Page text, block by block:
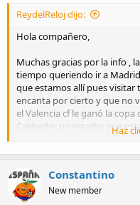
ReydelReloj dijo:
Hola compañero,
Muchas gracias por la info ,
tiempo queriendo ir a
que estamos allí pues
encanta por cierto y que no
el Valencia cf le ganó la
Calderón, un estadio que
dejo a todos los
noche para el recuerdo.
Si vamos será cuando pasen
privado,
Haz
Constantino
New member